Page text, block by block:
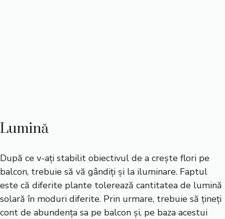
Lumină
După ce v-ați stabilit obiectivul de a crește flori pe
balcon, trebuie să vă gândiți și la iluminare. Faptul
este că diferite plante tolerează cantitatea de lumină
solară în moduri diferite. Prin urmare, trebuie să țineți
cont de abundența sa pe balcon și, pe baza acestui